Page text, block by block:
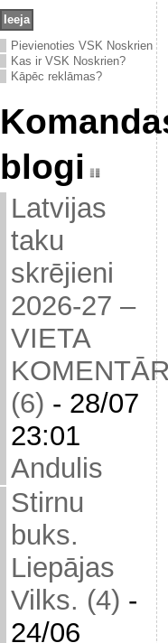
Pievienoties VSK Noskrien
Kas ir VSK Noskrien?
Kāpēc reklāmas?
blogi
Latvijas
taku
skrējieni
2026-27 –
VIETA
(6) - 28/07
23:01
Andulis
Stirnu
buks.
Liepājas
Vilks. (4) -
24/06